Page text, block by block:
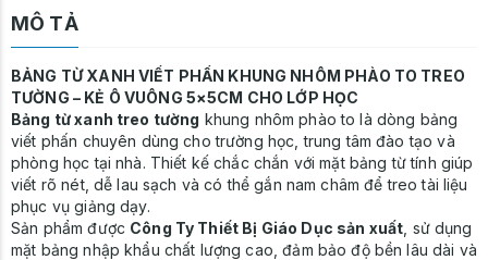
MÔ TẢ
BẢNG TỪ XANH VIẾT PHẤN KHUNG NHÔM PHÀO TO TREO
TƯỜNG – KẺ Ô VUÔNG 5×5CM CHO LỚP HỌC
Bảng từ xanh treo tường khung nhôm phào to là dòng bảng
viết phấn chuyên dùng cho trường học, trung tâm đào tạo và
phòng học tại nhà. Thiết kế chắc chắn với mặt bảng từ tính giúp
viết rõ nét, dễ lau sạch và có thể gắn nam châm để treo tài liệu
phục vụ giảng dạy.
Sản phẩm được Công Ty Thiết Bị Giáo Dục sản xuất , sử dụng
mặt bảng nhập khẩu chất lượng cao, đảm bảo độ bền lâu dài và